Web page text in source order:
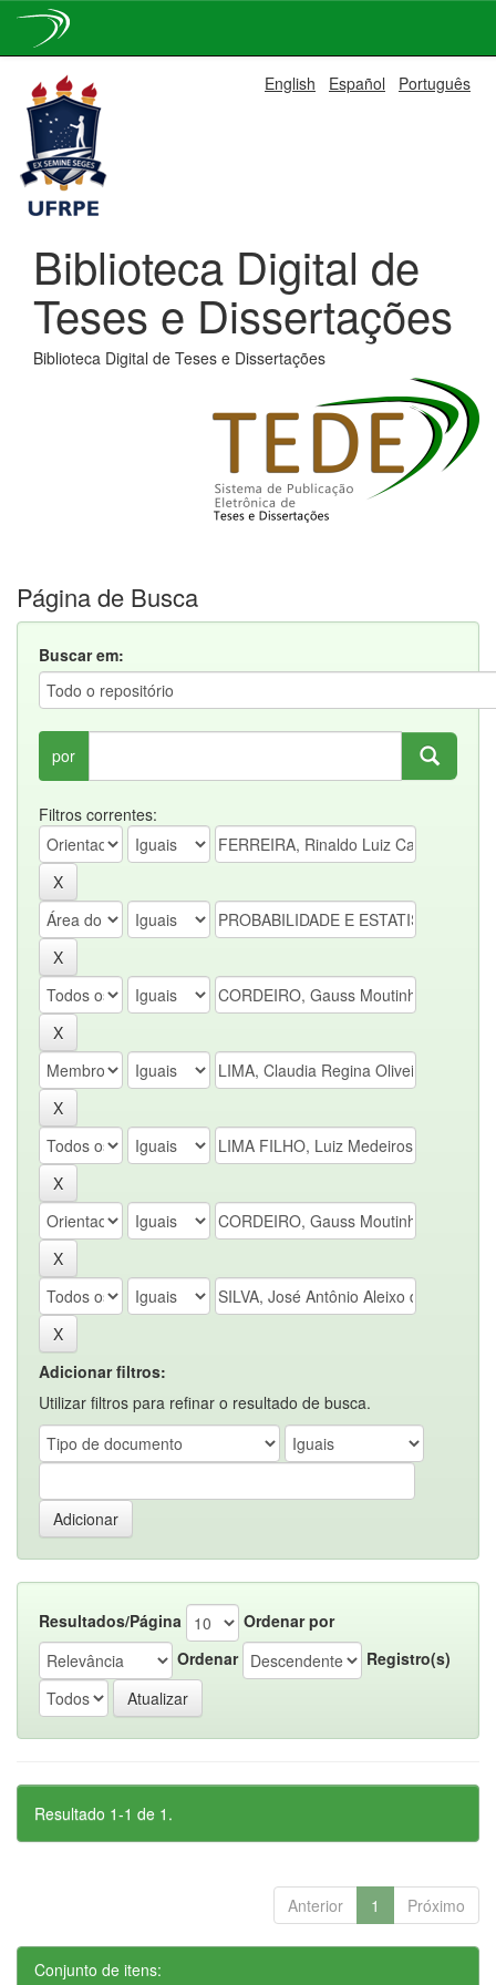
navigation
English Español Português
Biblioteca Digital de
Teses e Dissertações
Biblioteca Digital de Teses e Dissertações
Página de Busca
Buscar em:
por
Filtros correntes:
Adicionar filtros:
Utilizar filtros para refinar o resultado de busca.
Resultados/Página
Ordenar por
Ordenar
Registro(s)
Resultado 1-1 de 1.
Anterior 1 Próximo
Conjunto de itens: